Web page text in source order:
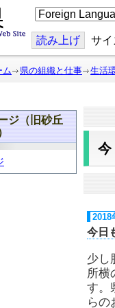
こ
の
ジ
を
翻
読み上げ サ
ム 県の組織と仕事 生活
ジ（旧砂丘
2018
今日
少し
所横
す。
らの